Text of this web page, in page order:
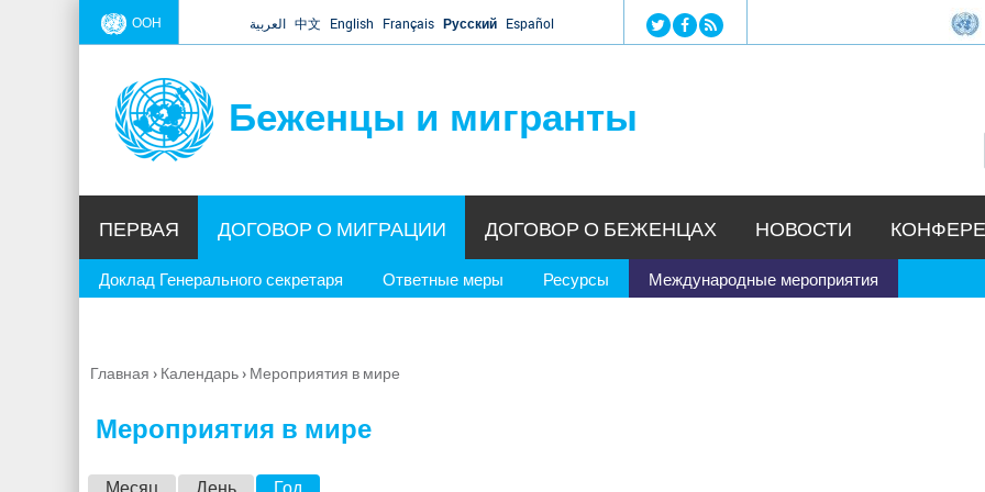
Jump to navigation
ООН العربية 中文 English Français Русский Español
Беженцы и мигранты
ПЕРВАЯ ДОГОВОР О МИГРАЦИИ
Доклад Генерального секретаря Ответные меры Ресурсы Международные мероприятия
ДОГОВОР О БЕЖЕНЦАХ НОВОСТИ
Вы
Главная › Календарь› Мероприятия в мире
Мероприятия в мире